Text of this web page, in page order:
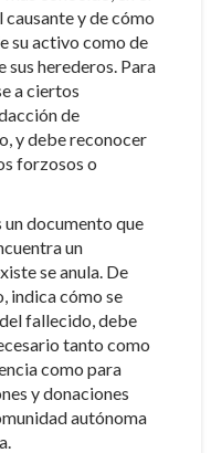
y de cómo
su activo como de
sus herederos. Para
a ciertos
de
y debe reconocer
forzosos o
un documento que
un
se anula. De
indica cómo se
fallecido, debe
tanto como
como para
y donaciones
autónoma